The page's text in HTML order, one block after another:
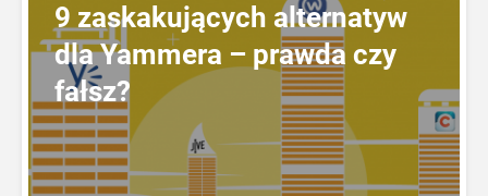
9 zaskakujących alternatyw
dla Yammera – prawda czy
fałsz?